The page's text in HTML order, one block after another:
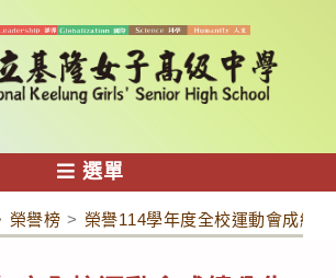
選單
榮譽榜 > 榮譽114學年度全校運動會成績